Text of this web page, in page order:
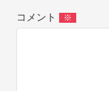
コメント ※